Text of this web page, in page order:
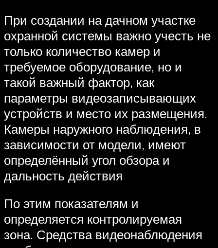
При создании на дачном участке
охранной системы важно учесть не
только количество камер и
требуемое оборудование, но и
такой важный фактор, как
параметры видеозаписывающих
устройств и место их размещения.
Камеры наружного наблюдения, в
зависимости от модели, имеют
определённый угол обзора и
дальность действия
По этим показателям и
определяется контролируемая
зона. Средства видеонаблюдения